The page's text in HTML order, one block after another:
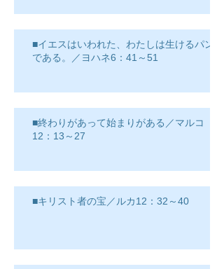
■イエスはいわれた、わたしは生けるパン
である。／ヨハネ6：41～51
■終わりがあって始まりがある／マルコ
12：13～27
■キリスト者の宝／ルカ12：32～40